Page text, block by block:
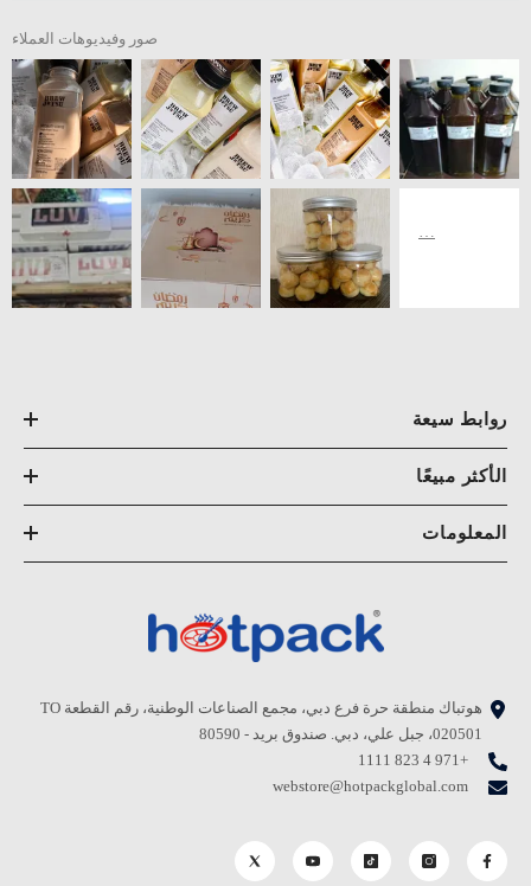
صور وفيديوهات العملاء
روابط سيعة
الأكثر مبيعًا
المعلومات
هوتباك منطقة حرة فرع دبي، مجمع الصناعات الوطنية، رقم القطعة TO
020501، جبل علي، دبي. صندوق بريد - 80590
+971 4 823 1111
webstore@hotpackglobal.com